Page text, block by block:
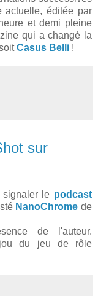
actuelle, éditée par
et demi pleine
qui a changé la
Casus Belli !
sur
le podcast
NanoChrome de
de l'auteur.
du jeu de rôle